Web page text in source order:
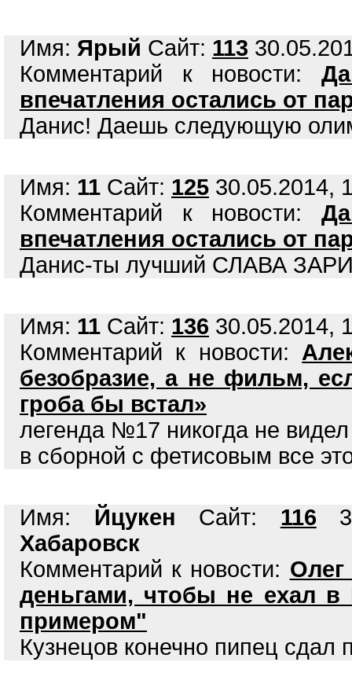
Имя: Ярый Сайт: 113
Комментарий к новости:
впечатления остались от
Данис! Даешь следующую
Имя: 11 Сайт: 125 30.05.2014,
Комментарий к новости:
впечатления остались от
Данис-ты лучший СЛАВА
Имя: 11 Сайт: 136 30.05.2014,
Комментарий к новости:
безобразие, а не фильм,
гроба бы встал»
легенда №17 никогда не
в сборной с фетисовым все
Имя: Йцукен Сайт: 116
Хабаровск
Комментарий к новости: Олег
деньгами, чтобы не ехал
примером"
Кузнецов конечно пипец сдал